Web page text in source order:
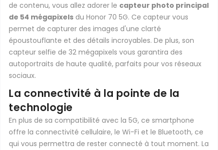
de contenu, vous allez adorer le capteur photo principal
de 54 mégapixels du Honor 70 5G. Ce capteur vous
permet de capturer des images d'une clarté
époustouflante et des détails incroyables. De plus, son
capteur selfie de 32 mégapixels vous garantira des
autoportraits de haute qualité, parfaits pour vos réseaux
sociaux.
La connectivité à la pointe de la
technologie
En plus de sa compatibilité avec la 5G, ce smartphone
offre la connectivité cellulaire, le Wi-Fi et le Bluetooth, ce
qui vous permettra de rester connecté à tout moment. La